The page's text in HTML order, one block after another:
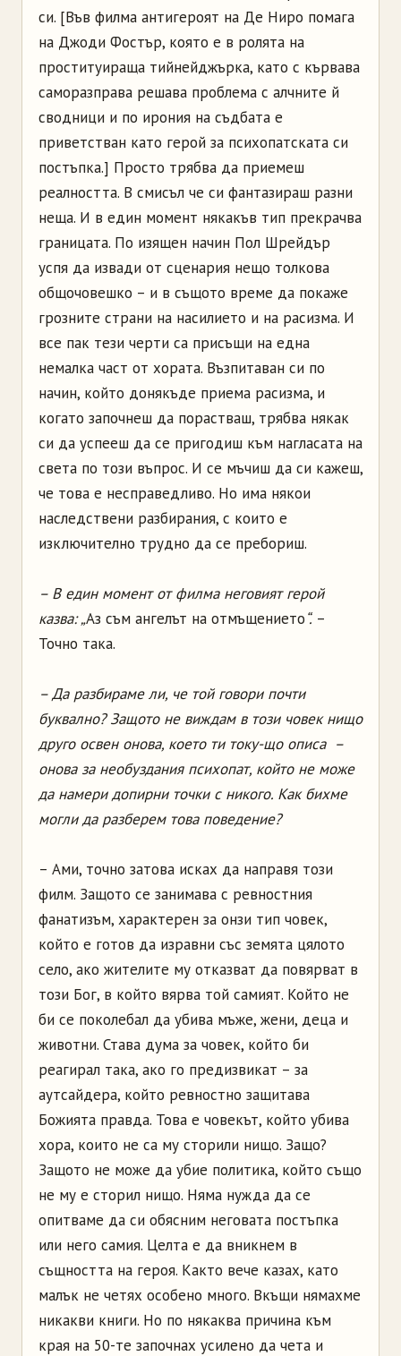
си. [Във филма антигероят на Де Ниро помага
на Джоди Фостър, която е в ролята на
проституираща тийнейджърка, като с кървава
саморазправа решава проблема с алчните й
сводници и по ирония на съдбата е
приветстван като герой за психопатската си
постъпка.] Просто трябва да приемеш
реалността. В смисъл че си фантазираш разни
неща. И в един момент някакъв тип прекрачва
границата. По изящен начин Пол Шрейдър
успя да извади от сценария нещо толкова
общочовешко – и в същото време да покаже
грозните страни на насилието и на расизма. И
все пак тези черти са присъщи на една
немалка част от хората. Възпитаван си по
начин, който донякъде приема расизма, и
когато започнеш да порастваш, трябва някак
си да успееш да се пригодиш към нагласата на
света по този въпрос. И се мъчиш да си кажеш,
че това е несправедливо. Но има някои
наследствени разбирания, с които е
изключително трудно да се пребориш.
– В един момент от филма неговият герой
казва: „Аз съм ангелът на отмъщението“. –
Точно така.
– Да разбираме ли, че той говори почти
буквално? Защото не виждам в този човек нищо
друго освен онова, което ти току-що описа –
онова за необуздания психопат, който не може
да намери допирни точки с никого. Как бихме
могли да разберем това поведение?
– Ами, точно затова исках да направя този
филм. Защото се занимава с ревностния
фанатизъм, характерен за онзи тип човек,
който е готов да изравни със земята цялото
село, ако жителите му отказват да повярват в
този Бог, в който вярва той самият. Който не
би се поколебал да убива мъже, жени, деца и
животни. Става дума за човек, който би
реагирал така, ако го предизвикат – за
аутсайдера, който ревностно защитава
Божията правда. Това е човекът, който убива
хора, които не са му сторили нищо. Защо?
Защото не може да убие политика, който също
не му е сторил нищо. Няма нужда да се
опитваме да си обясним неговата постъпка
или него самия. Целта е да вникнем в
същността на героя. Както вече казах, като
малък не четях особено много. Вкъщи нямахме
никакви книги. Но по някаква причина към
края на 50-те започнах усилено да чета и